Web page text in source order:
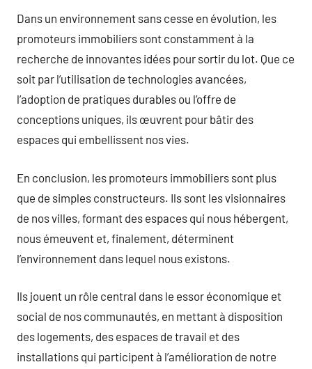
Dans un environnement sans cesse en évolution, les
promoteurs immobiliers sont constamment à la
recherche de innovantes idées pour sortir du lot. Que ce
soit par l’utilisation de technologies avancées,
l’adoption de pratiques durables ou l’offre de
conceptions uniques, ils œuvrent pour bâtir des
espaces qui embellissent nos vies.
En conclusion, les promoteurs immobiliers sont plus
que de simples constructeurs. Ils sont les visionnaires
de nos villes, formant des espaces qui nous hébergent,
nous émeuvent et, finalement, déterminent
l’environnement dans lequel nous existons.
Ils jouent un rôle central dans le essor économique et
social de nos communautés, en mettant à disposition
des logements, des espaces de travail et des
installations qui participent à l’amélioration de notre